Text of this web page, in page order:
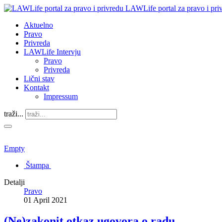
LAWLife portal za pravo i
Aktuelno
Pravo
Privreda
LAWLife Intervju
Pravo
Privreda
Lični stav
Kontakt
Impressum
traži...
Empty
Štampa
Detalji
Pravo
01 April 2021